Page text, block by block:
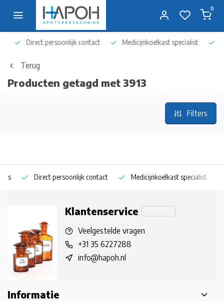
0
Direct persoonlijk contact Medicijnkoelkast specialist Op
Terug
Producten getagd met 3913
Filters
Direct persoonlijk contact Medicijnkoelkast specialist
Klantenservice
Veelgestelde vragen
+31 35 6227288
info@hapoh.nl
Informatie